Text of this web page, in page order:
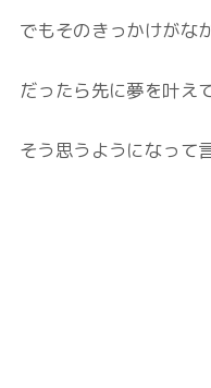
でもそのきっかけがな
だったら先に夢を叶え
そう思うようになって